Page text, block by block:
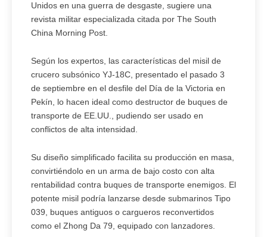
Unidos en una guerra de desgaste, sugiere una
revista militar especializada citada por The South
China Morning Post.
Según los expertos, las características del misil de
crucero subsónico YJ-18C, presentado el pasado 3
de septiembre en el desfile del Día de la Victoria en
Pekín, lo hacen ideal como destructor de buques de
transporte de EE.UU., pudiendo ser usado en
conflictos de alta intensidad.
Su diseño simplificado facilita su producción en masa,
convirtiéndolo en un arma de bajo costo con alta
rentabilidad contra buques de transporte enemigos. El
potente misil podría lanzarse desde submarinos Tipo
039, buques antiguos o cargueros reconvertidos
como el Zhong Da 79, equipado con lanzadores.